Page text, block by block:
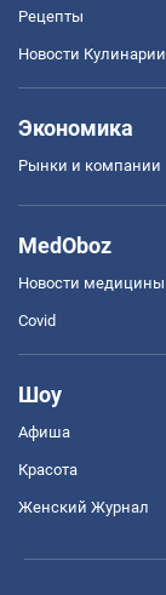
Рецепты
Новости Кулинарии
Экономика
Рынки и компании
MedOboz
Новости медицины
Covid
Шоу
Афиша
Красота
Женский Журнал